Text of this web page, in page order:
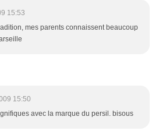
15:53
mes parents connaissent beaucoup
15:50
avec la marque du persil. bisous